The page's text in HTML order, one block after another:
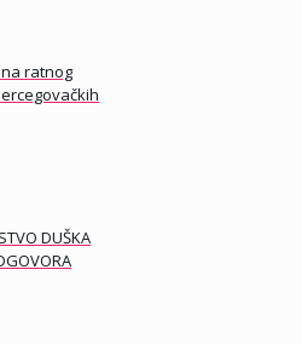
ratnog
DUŠKA